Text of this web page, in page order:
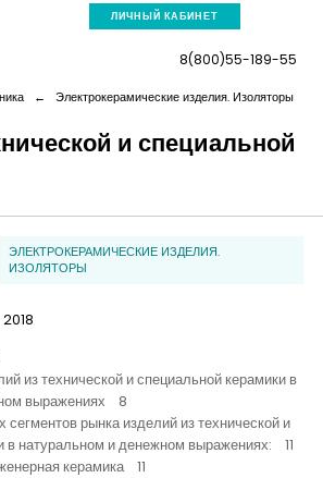
ЛИЧНЫЙ КАБИНЕТ
8(800)55-189-55
← Электрокерамические изделия. Изоляторы
и специальной
ЭЛЕКТРОКЕРАМИЧЕСКИЕ ИЗДЕЛИЯ.
ИЗОЛЯТОРЫ
2018
из технической и специальной керамики в
выражениях 8
рынка изделий из технической и
в натуральном и денежном выражениях: 11
керамика 11